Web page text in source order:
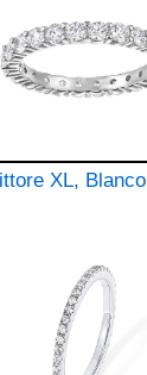
XL, Blanco